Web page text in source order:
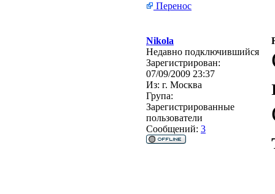
Перенос
Nikola
Недавно подключившийся
Зарегистрирован:
07/09/2009 23:37
Из: г. Москва
Група:
Зарегистрированные
пользователи
Сообщений: 3